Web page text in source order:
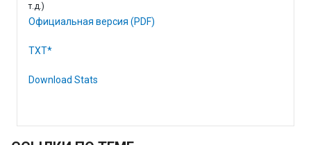
т.д.)
Официальная версия (PDF)
TXT*
Download Stats